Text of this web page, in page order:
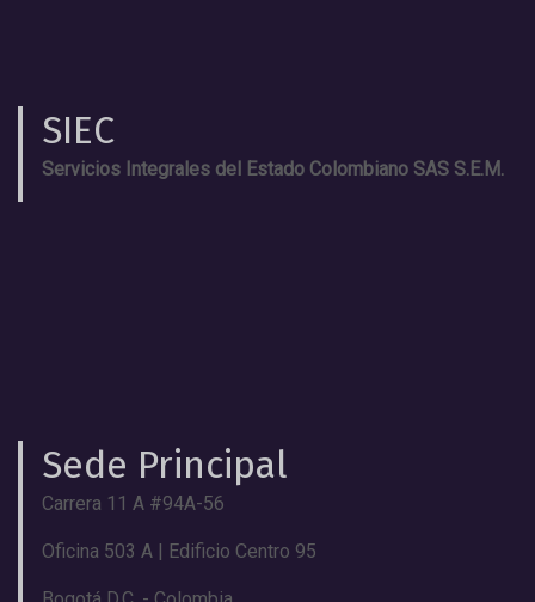
SIEC
Servicios Integrales del Estado Colombiano SAS S.E.M.
Sede Principal
Carrera 11 A #94A-56
Oficina 503 A | Edificio Centro 95